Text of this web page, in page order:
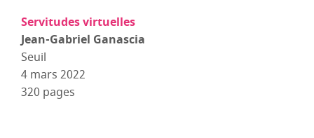
Servitudes virtuelles
Jean-Gabriel Ganascia
Seuil
4 mars 2022
320 pages